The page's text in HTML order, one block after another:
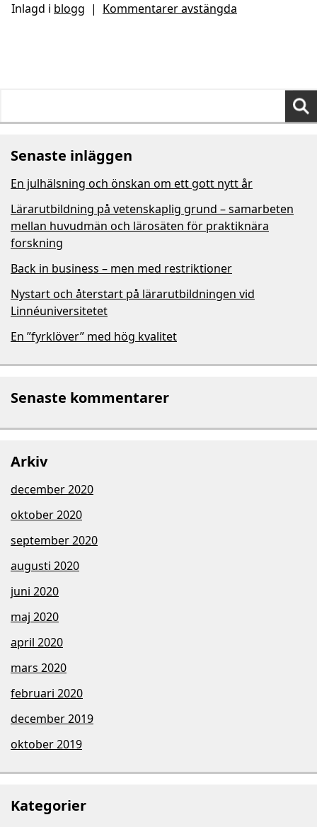
Inlagd i blogg | Kommentarer avstängda
Senaste inläggen
En julhälsning och önskan om ett gott nytt år
Lärarutbildning på vetenskaplig grund – samarbeten
mellan huvudmän och lärosäten för praktiknära
forskning
Back in business – men med restriktioner
Nystart och återstart på lärarutbildningen vid
Linnéuniversitetet
En ”fyrklöver” med hög kvalitet
Senaste kommentarer
Arkiv
december 2020
oktober 2020
september 2020
augusti 2020
juni 2020
maj 2020
april 2020
mars 2020
februari 2020
december 2019
oktober 2019
Kategorier